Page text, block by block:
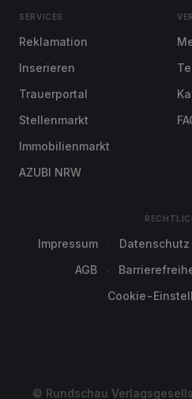
SERVICES
Reklamation
Inserieren
Trauerportal
Stellenmarkt
Immobilienmarkt
AZUBI NRW
Impressum Datenschutz
AGB
Cookie-
© Rundschau